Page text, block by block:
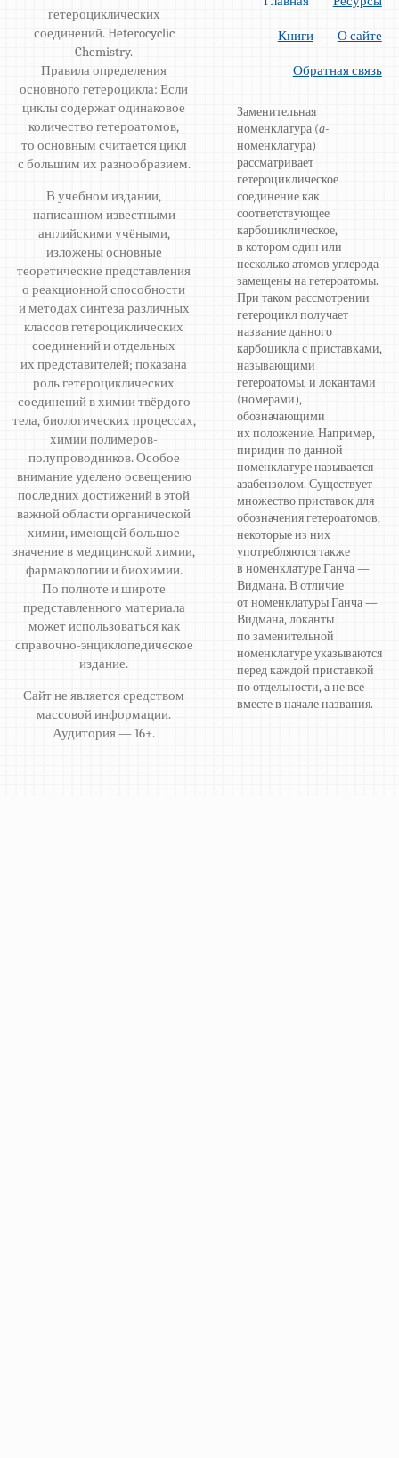
гетероциклических
соединений. Heterocyclic
Chemistry.
Правила определения
основного гетероцикла: Если
циклы содержат одинаковое
количество гетероатомов,
то основным считается цикл
с большим их разнообразием.
В учебном издании,
написанном известными
английскими учёными,
изложены основные
теоретические представления
о реакционной способности
и методах синтеза различных
классов гетероциклических
соединений и отдельных
их представителей; показана
роль гетероциклических
соединений в химии твёрдого
тела, биологических процессах,
химии полимеров-
полупроводников. Особое
внимание уделено освещению
последних достижений в этой
важной области органической
химии, имеющей большое
значение в медицинской химии,
фармакологии и биохимии.
По полноте и широте
представленного материала
может использоваться как
справочно-энциклопедическое
издание.
Сайт не является средством
массовой информации.
Аудитория — 16+.
Книги О сайте
Обратная связь
Заменительная
номенклатура (а-
номенклатура)
рассматривает
гетероциклическое
соединение как
соответствующее
карбоциклическое,
в котором один или
несколько атомов углерода
замещены на гетероатомы.
При таком рассмотрении
гетероцикл получает
название данного
карбоцикла с приставками,
называющими
гетероатомы, и локантами
(номерами),
обозначающими
их положение. Например,
пиридин по данной
номенклатуре называется
азабензолом. Существует
множество приставок для
обозначения гетероатомов,
некоторые из них
употребляются также
в номенклатуре Ганча —
Видмана. В отличие
от номенклатуры Ганча —
Видмана, локанты
по заменительной
номенклатуре указываются
перед каждой приставкой
по отдельности, а не все
вместе в начале названия.